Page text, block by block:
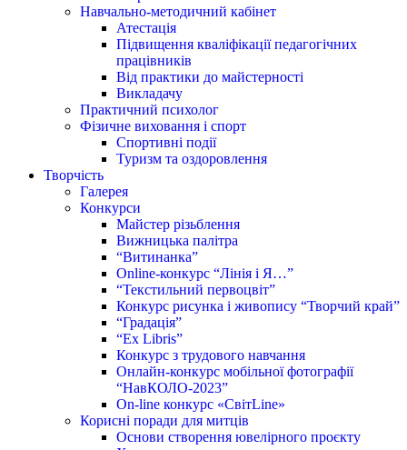
Навчально-методичний кабінет
Атестація
Підвищення кваліфікації педагогічних
працівників
Від практики до майстерності
Викладачу
Практичний психолог
Фізичне виховання і спорт
Спортивні події
Туризм та оздоровлення
Творчість
Галерея
Конкурси
Майстер різьблення
Вижницька палітра
“Витинанка”
Online-конкурс “Лінія і Я…”
“Текстильний первоцвіт”
Конкурс рисунка і живопису “Творчий край”
“Градація”
“Ex Libris”
Конкурс з трудового навчання
Онлайн-конкурс мобільної фотографії
“НавКОЛО-2023”
On-line конкурс «СвітLine»
Корисні поради для митців
Основи створення ювелірного проєкту